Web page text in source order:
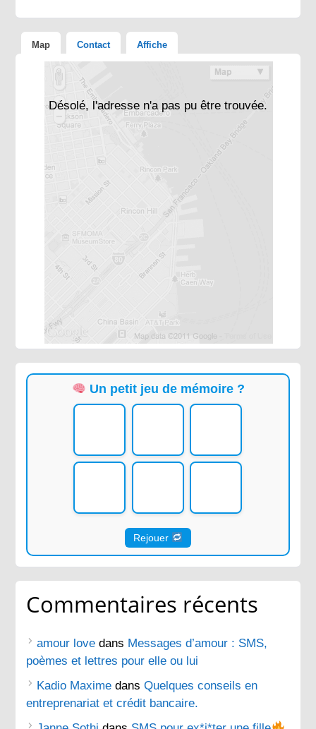
Map Contact Affiche
Désolé, l'adresse n'a pas pu être trouvée.
Un petit jeu de mémoire ?
Rejouer
Commentaires récents
amour love dans Messages d’amour : SMS,
poèmes et lettres pour elle ou lui
Kadio Maxime dansQuelques conseils en
entreprenariat et crédit bancaire.